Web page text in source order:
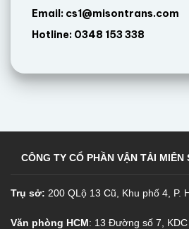
Email: cs1@misontrans.com
Hotline: 0348 153 338
CÔNG TY CỔ PHẦN VẬN TẢI MIÊN
Trụ sở: 200 QLộ 13 Cũ, Khu phố 4, P.
Văn phòng HCM: 13 Đường số 7, KDC